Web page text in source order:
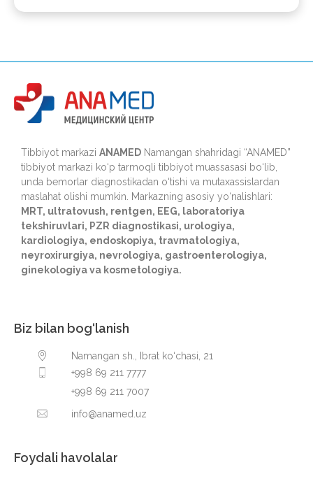
Tibbiyot markazi ANAMED Namangan shahridagi “ANAMED”
tibbiyot markazi ko‘p tarmoqli tibbiyot muassasasi bo‘lib,
unda bemorlar diagnostikadan o‘tishi va mutaxassislardan
maslahat olishi mumkin. Markazning asosiy yo‘nalishlari:
MRT, ultratovush, rentgen, EEG, laboratoriya
tekshiruvlari, PZR diagnostikasi, urologiya,
kardiologiya, endoskopiya, travmatologiya,
neyroxirurgiya, nevrologiya, gastroenterologiya,
ginekologiya va kosmetologiya.
Biz bilan bog‘lanish
Namangan sh., Ibrat ko‘chasi, 21
+998 69 211 7777
+998 69 211 7007
info@anamed.uz
Foydali havolalar